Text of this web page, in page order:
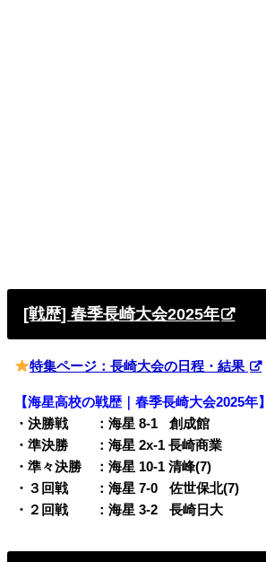
[戦歴] 春季長崎大会2025年
特集ページ：長崎大会の日程・結果
【海星高校の戦歴｜春季長崎大会2025年】
・決勝戦 ：海星 8-1
q創成館
・準決勝 ：海星 2x-1 長崎商業
・準々決勝 ：海星 10-1 清峰(7)
・３回戦 ：海星 7-0
q佐世保北(7)
・２回戦 ：海星 3-2
q長崎日大